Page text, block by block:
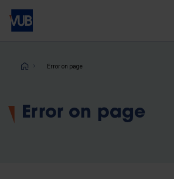
Skip
main
Breadcrumb
Error on page
Error on page